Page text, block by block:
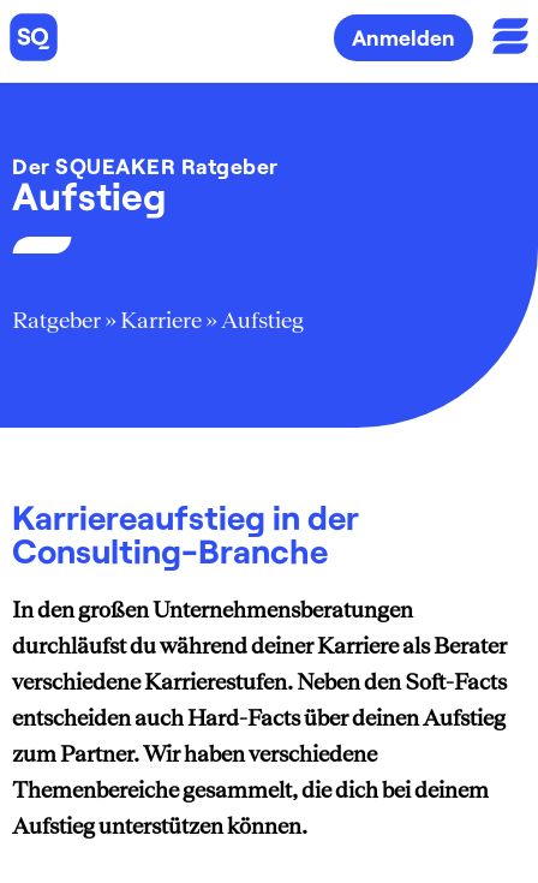
Anmelden
Der SQUEAKER Ratgeber
Aufstieg
Ratgeber»Karriere» Aufstieg
Karriereaufstieg in der
Consulting-Branche
In den großen Unternehmensberatungen
durchläufst du während deiner Karriere als Berater
verschiedene Karrierestufen. Neben den Soft-Facts
entscheiden auch Hard-Facts über deinen Aufstieg
zum Partner. Wir haben verschiedene
Themenbereiche gesammelt, die dich bei deinem
Aufstieg unterstützen können.